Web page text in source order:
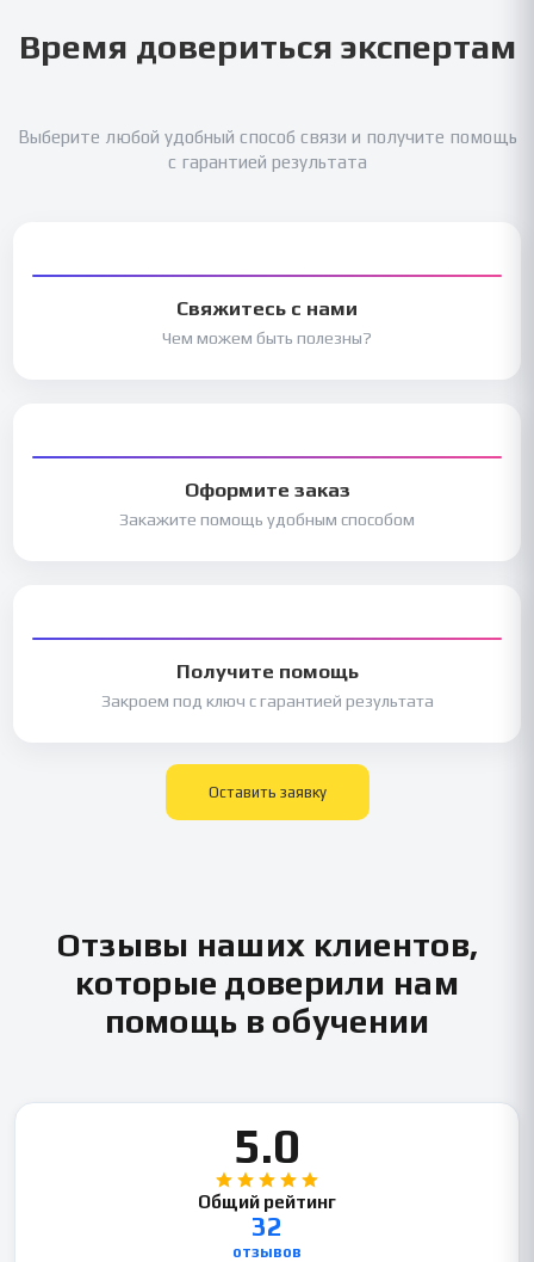
Время довериться экспертам
Выберите любой удобный способ связи и получите помощь
с гарантией результата
Свяжитесь с нами
Чем можем быть полезны?
Оформите заказ
Закажите помощь удобным способом
Получите помощь
Закроем под ключ с гарантией результата
Оставить заявку
Отзывы наших клиентов,
которые доверили нам
помощь в обучении
5.0
Общий рейтинг
32
отзывов